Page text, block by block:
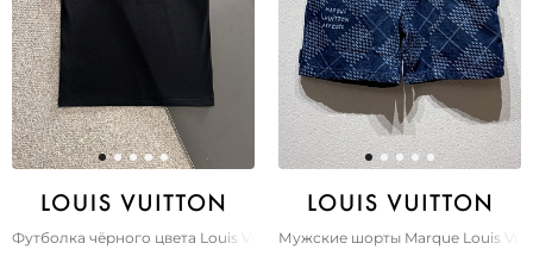
Футболка чёрного цвета Louis Vuitton PremiumМужские шорты Marque Louis